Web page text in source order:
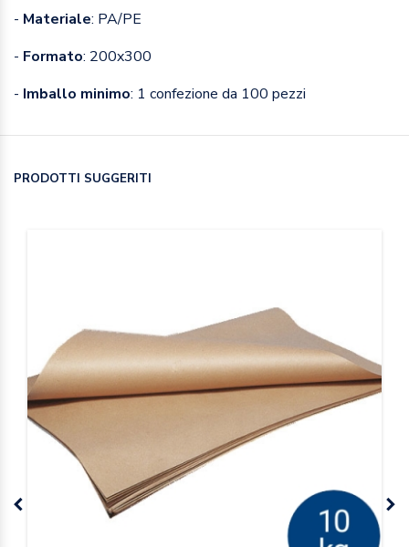
- Materiale: PA/PE
- Formato: 200x300
- Imballo minimo: 1 confezione da 100 pezzi
PRODOTTI SUGGERITI